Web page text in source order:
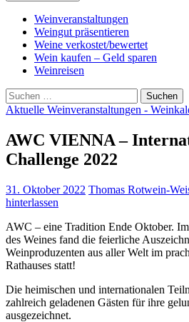
Weinveranstaltungen
Weingut präsentieren
Weine verkostet/bewertet
Wein kaufen – Geld sparen
Weinreisen
Suchen
nach:
Aktuelle Weinveranstaltungen -
AWC VIENNA –
Challenge 2022
31. Oktober 2022 Thomas Rotwein-
hinterlassen
AWC – eine Tradition Ende Oktober.
des Weines fand die feierliche
Weinproduzenten aus aller Welt im
Rathauses statt!
Die heimischen und internationalen
zahlreich geladenen Gästen für ihre
ausgezeichnet.